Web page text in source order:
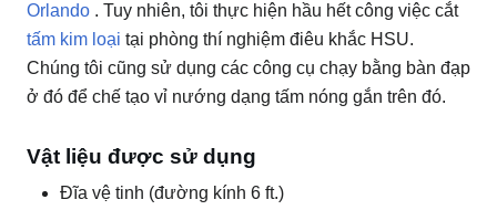
Orlando . Tuy nhiên, tôi thực hiện hầu hết công việc cắt
tấm kim loại tại phòng thí nghiệm điêu khắc HSU.
Chúng tôi cũng sử dụng các công cụ chạy bằng bàn đạp
ở đó để chế tạo vỉ nướng dạng tấm nóng gắn trên đó.
Vật liệu được sử dụng
Đĩa vệ tinh (đường kính 6 ft.)